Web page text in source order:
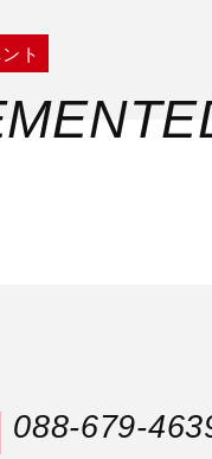
ト
088-679-